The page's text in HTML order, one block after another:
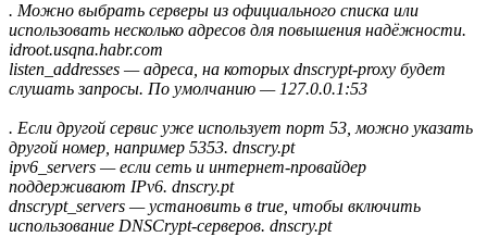
. Можно выбрать серверы из официального списка или
использовать несколько адресов для повышения надёжности.
idroot.usqna.habr.com
listen_addresses — адреса, на которых dnscrypt-proxy будет
слушать запросы. По умолчанию — 127.0.0.1:53
. Если другой сервис уже использует порт 53, можно указать
другой номер, например 5353. dnscry.pt
ipv6_servers — если сеть и интернет-провайдер
поддерживают IPv6. dnscry.pt
dnscrypt_servers — установить в true, чтобы включить
использование DNSCrypt-серверов. dnscry.pt